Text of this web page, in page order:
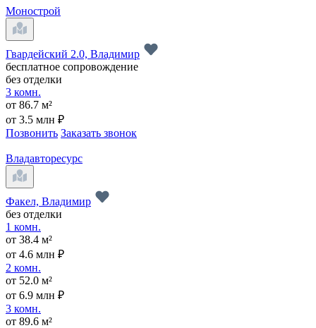
Монострой
Гвардейский 2.0, Владимир
бесплатное сопровождение
без отделки
3 комн.
от 86.7 м²
от 3.5 млн ₽
Позвонить Заказать звонок
Владавторесурс
Факел, Владимир
без отделки
1 комн.
от 38.4 м²
от 4.6 млн ₽
2 комн.
от 52.0 м²
от 6.9 млн ₽
3 комн.
от 89.6 м²